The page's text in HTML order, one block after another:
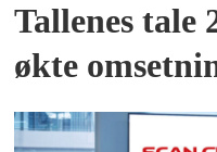
Tallenes tale
økte